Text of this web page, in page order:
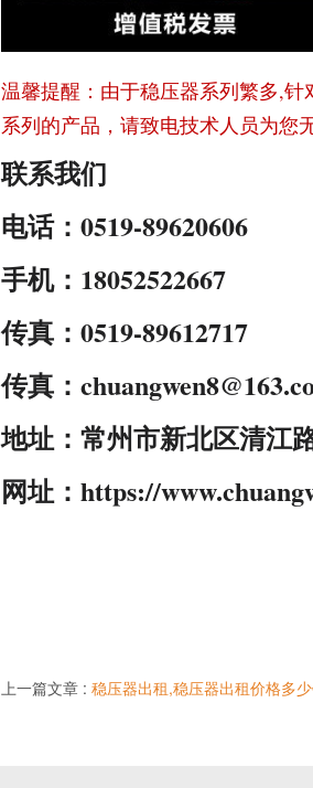
温馨提醒：由于稳压器系列繁多,
系列的产品，请致电技术人员为您
联系我们
电话：0519-89620606
手机：18052522667
传真：0519-89612717
传真：
地址：常州市新北区清江
网址：https://
上一篇文章 : 稳压器出租,稳压器出租价格多